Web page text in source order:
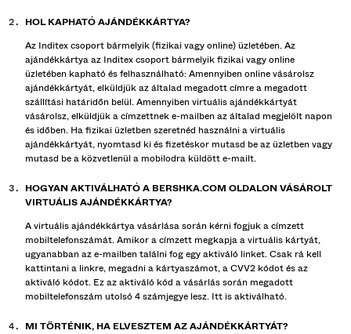
HOL KAPHATÓ AJÁNDÉKKÁRTYA?
Az Inditex csoport bármelyik (fizikai vagy online) üzletében.Az
ajándékkártya az Inditex csoport bármelyik fizikai vagy online
üzletében kapható és felhasználható: Amennyiben online vásárolsz
ajándékkártyát, elküldjük az általad megadott címre a megadott
szállítási határidőn belül. Amennyiben virtuális ajándékkártyát
vásárolsz, elküldjük a címzettnek e-mailben az általad megjelölt napon
és időben. Ha fizikai üzletben szeretnéd használni a virtuális
ajándékkártyát, nyomtasd ki és fizetéskor mutasd be az üzletben vagy
mutasd be a közvetlenül a mobilodra küldött e-mailt.
HOGYAN AKTIVÁLHATÓ A BERSHKA.COM OLDALON VÁSÁROLT
VIRTUÁLIS AJÁNDÉKKÁRTYA?
A virtuális ajándékkártya vásárlása során kérni fogjuk a címzett
mobiltelefonszámát. Amikor a címzett megkapja a virtuális kártyát,
ugyanabban az e-mailben találni fog egy aktiváló linket. Csak rá kell
kattintani a linkre, megadni a kártyaszámot, a CVV2 kódot és az
aktiváló kódot. Ez az aktiváló kód a vásárlás során megadott
mobiltelefonszám utolsó 4 számjegye lesz. Itt is aktiválható.
MI TÖRTÉNIK, HA ELVESZTEM AZ AJÁNDÉKKÁRTYÁT?